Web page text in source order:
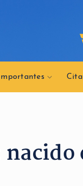
Importantes
nacido